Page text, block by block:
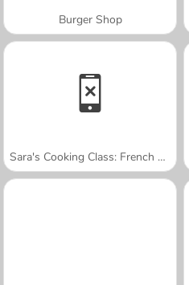
Burger Shop
Sara's Cooking Class: French Toast Waffles